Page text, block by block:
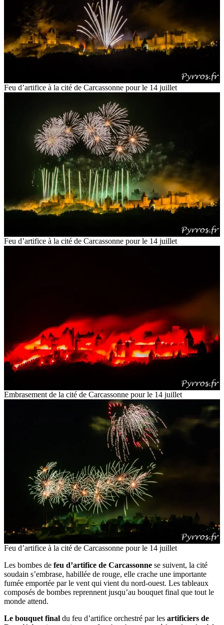
Feu d’artifice à la cité de Carcassonne pour le 14 juillet
Feu d’artifice à la cité de Carcassonne pour le 14 juillet
Embrasement de la cité de Carcassonne pour le 14 juillet
Feu d’artifice à la cité de Carcassonne pour le 14 juillet
Les bombes de feu d’artifice de Carcassonne se suivent, la cité
soudain s’embrase, habillée de rouge, elle crache une importante
fumée emportée par le vent qui vient du nord-ouest. Les tableaux
composés de bombes reprennent jusqu’au bouquet final que tout le
monde attend.
Le bouquet final du feu d’artifice orchestré par les artificiers de